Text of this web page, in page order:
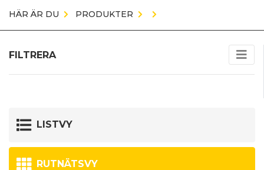
HÄR ÄR DU PRODUKTER
FILTRERA
LISTVY
RUTNÄTSVY